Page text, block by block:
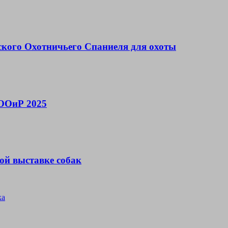
Охотничьего Спаниеля для охоты
2025
выставке собак